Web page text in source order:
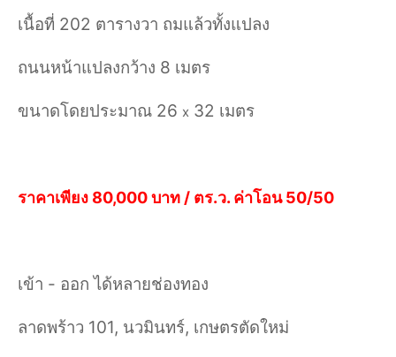
เนื้อที่ 202 ตารางวา ถมแล้วทั้งแปลง
ถนนหน้าแปลงกว้าง 8 เมตร
ขนาดโดยประมาณ 26 x 32 เมตร
ราคาเพียง 80,000 บาท / ตร.ว. ค่าโอน 50/50
เข้า - ออก ได้หลายช่องทอง
ลาดพร้าว 101, นวมินทร์, เกษตรตัดใหม่